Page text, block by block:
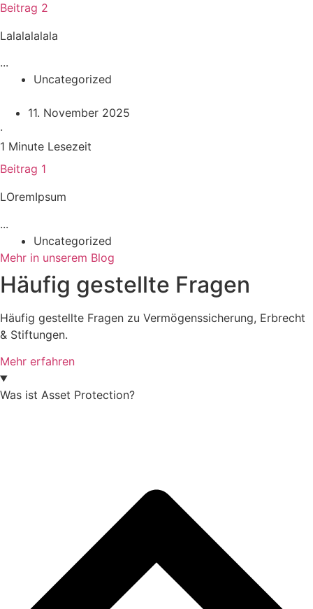
Beitrag 2
Lalalalalala
...
Uncategorized
11. November 2025
·
1 Minute Lesezeit
Beitrag 1
LOremIpsum
...
Uncategorized
Mehr in unserem Blog
Häufig gestellte Fragen
Häufig gestellte Fragen zu Vermögenssicherung, Erbrecht
& Stiftungen.
Mehr erfahren
Was ist Asset Protection?